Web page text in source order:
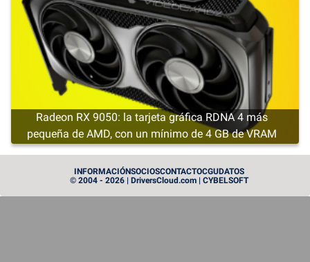
Radeon RX 9050: la tarjeta gráfica RDNA 4 más
pequeña de AMD, con un mínimo de 4 GB de VRAM
CARTE GRAPHIQUE
INFORMACIÓNSOCIOSCONTACTOCGUDATOS
© 2004 - 2026 | DriversCloud.com | CYBELSOFT